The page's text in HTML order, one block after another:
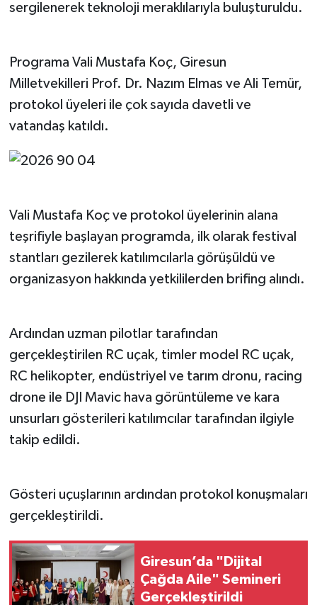
sergilenerek teknoloji meraklılarıyla buluşturuldu.
Programa Vali Mustafa Koç, Giresun
Milletvekilleri Prof. Dr. Nazım Elmas ve Ali Temür,
protokol üyeleri ile çok sayıda davetli ve
vatandaş katıldı.
Vali Mustafa Koç ve protokol üyelerinin alana
teşrifiyle başlayan programda, ilk olarak festival
stantları gezilerek katılımcılarla görüşüldü ve
organizasyon hakkında yetkililerden brifing alındı.
Ardından uzman pilotlar tarafından
gerçekleştirilen RC uçak, timler model RC uçak,
RC helikopter, endüstriyel ve tarım dronu, racing
drone ile DJI Mavic hava görüntüleme ve kara
unsurları gösterileri katılımcılar tarafından ilgiyle
takip edildi.
Gösteri uçuşlarının ardından protokol konuşmaları
gerçekleştirildi.
Giresun’da "Dijital
Çağda Aile" Semineri
Gerçekleştirildi